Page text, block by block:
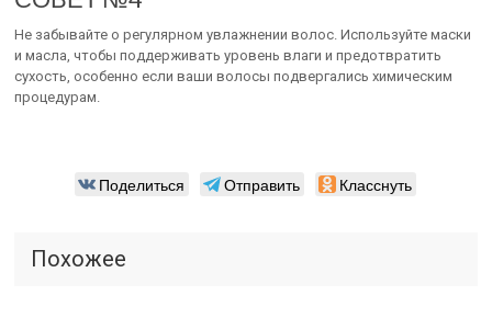
Не забывайте о регулярном увлажнении волос. Используйте маски
и масла, чтобы поддерживать уровень влаги и предотвратить
сухость, особенно если ваши волосы подвергались химическим
процедурам.
Поделиться Отправить Класснуть
Похожее